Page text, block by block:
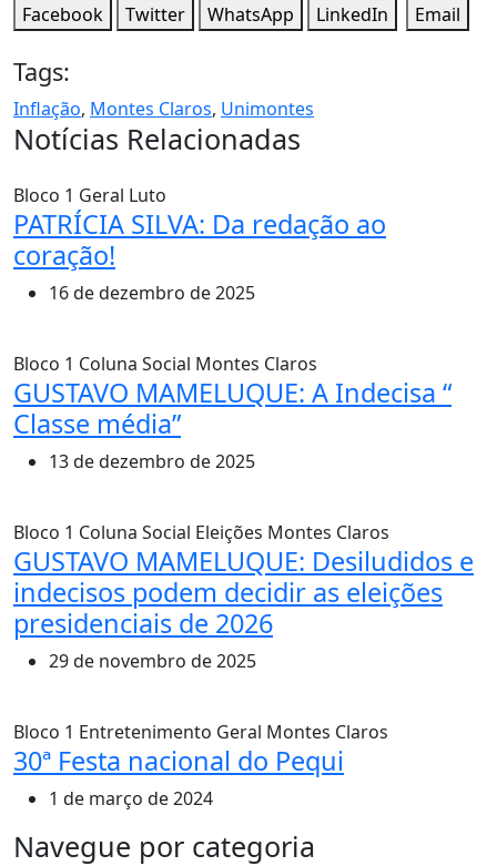
Facebook
Twitter WhatsApp LinkedIn Email
Tags:
Inflação, Montes Claros, Unimontes
Notícias Relacionadas
Bloco 1 Geral Luto
PATRÍCIA SILVA: Da redação ao
coração!
16 de dezembro de 2025
Bloco 1 Coluna Social Montes Claros
GUSTAVO MAMELUQUE: A Indecisa “
Classe média”
13 de dezembro de 2025
Bloco 1 Coluna Social Eleições Montes Claros
GUSTAVO MAMELUQUE: Desiludidos e
indecisos podem decidir as eleições
presidenciais de 2026
29 de novembro de 2025
Bloco 1 Entretenimento Geral Montes Claros
30ª Festa nacional do Pequi
1 de março de 2024
MAIS VISTOS
Navegue por categoria